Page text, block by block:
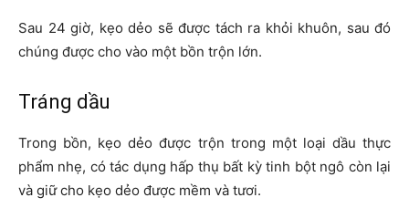
Sau 24 giờ, kẹo dẻo sẽ được tách ra khỏi khuôn, sau đó
chúng được cho vào một bồn trộn lớn.
Tráng dầu
Trong bồn, kẹo dẻo được trộn trong một loại dầu thực
phẩm nhẹ, có tác dụng hấp thụ bất kỳ tinh bột ngô còn lại
và giữ cho kẹo dẻo được mềm và tươi.